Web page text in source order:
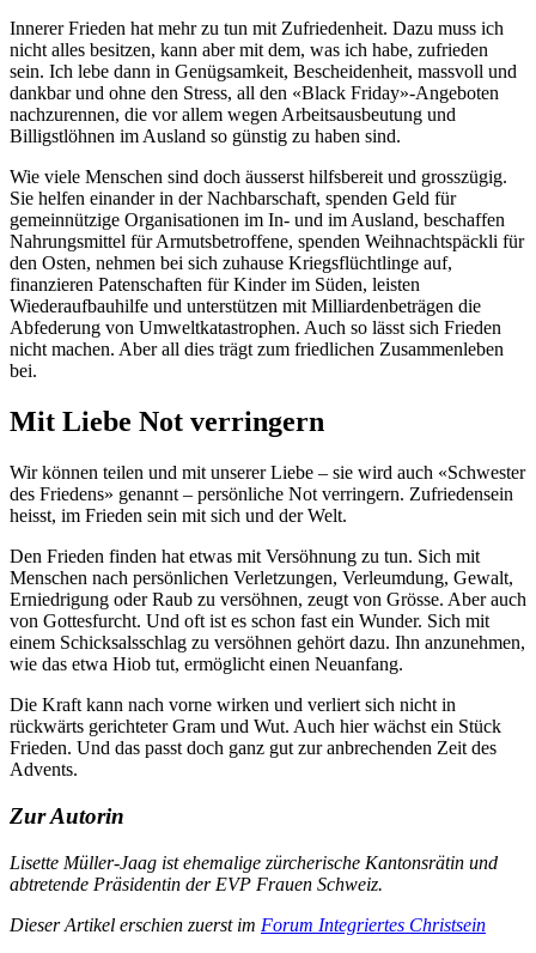
Innerer Frieden hat mehr zu tun mit Zufriedenheit. Dazu muss ich
nicht alles besitzen, kann aber mit dem, was ich habe, zufrieden
sein. Ich lebe dann in Genügsamkeit, Bescheidenheit, massvoll und
dankbar und ohne den Stress, all den «Black Friday»-Angeboten
nachzurennen, die vor allem wegen Arbeitsausbeutung und
Billigstlöhnen im Ausland so günstig zu haben sind.
Wie viele Menschen sind doch äusserst hilfsbereit und grosszügig.
Sie helfen einander in der Nachbarschaft, spenden Geld für
gemeinnützige Organisationen im In- und im Ausland, beschaffen
Nahrungsmittel für Armutsbetroffene, spenden Weihnachtspäckli für
den Osten, nehmen bei sich zuhause Kriegsflüchtlinge auf,
finanzieren Patenschaften für Kinder im Süden, leisten
Wiederaufbauhilfe und unterstützen mit Milliardenbeträgen die
Abfederung von Umweltkatastrophen. Auch so lässt sich Frieden
nicht machen. Aber all dies trägt zum friedlichen Zusammenleben
bei.
Mit Liebe Not verringern
Wir können teilen und mit unserer Liebe – sie wird auch «Schwester
des Friedens» genannt – persönliche Not verringern. Zufriedensein
heisst, im Frieden sein mit sich und der Welt.
Den Frieden finden hat etwas mit Versöhnung zu tun. Sich mit
Menschen nach persönlichen Verletzungen, Verleumdung, Gewalt,
Erniedrigung oder Raub zu versöhnen, zeugt von Grösse. Aber auch
von Gottesfurcht. Und oft ist es schon fast ein Wunder. Sich mit
einem Schicksalsschlag zu versöhnen gehört dazu. Ihn anzunehmen,
wie das etwa Hiob tut, ermöglicht einen Neuanfang.
Die Kraft kann nach vorne wirken und verliert sich nicht in
rückwärts gerichteter Gram und Wut. Auch hier wächst ein Stück
Frieden. Und das passt doch ganz gut zur anbrechenden Zeit des
Advents.
Zur Autorin
Lisette Müller-Jaag ist ehemalige zürcherische Kantonsrätin und
abtretende Präsidentin der EVP Frauen Schweiz.
Dieser Artikel erschien zuerst im Forum Integriertes Christsein